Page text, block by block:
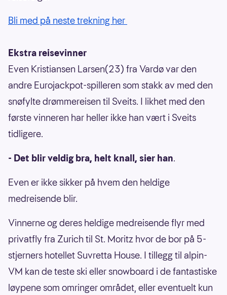
Bli med på neste trekning her
Ekstra reisevinner
Even Kristiansen Larsen(23) fra Vardø var den
andre Eurojackpot-spilleren som stakk av med den
snøfylte drømmereisen til Sveits. I likhet med den
første vinneren har heller ikke han vært i Sveits
tidligere.
- Det blir veldig bra, helt knall, sier han.
Even er ikke sikker på hvem den heldige
medreisende blir.
Vinnerne og deres heldige medreisende flyr med
privatfly fra Zurich til St. Moritz hvor de bor på 5-
stjerners hotellet Suvretta House. I tillegg til alpin-
VM kan de teste ski eller snowboard i de fantastiske
løypene som omringer området, eller eventuelt kun